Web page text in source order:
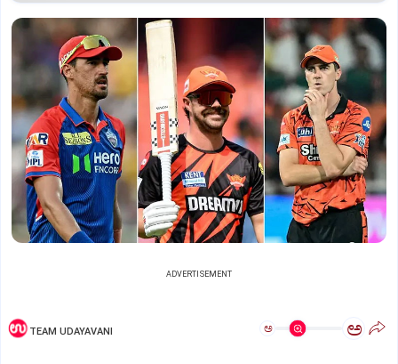
ADVERTISEMENT
TEAM UDAYAVANI ಅ ಅ